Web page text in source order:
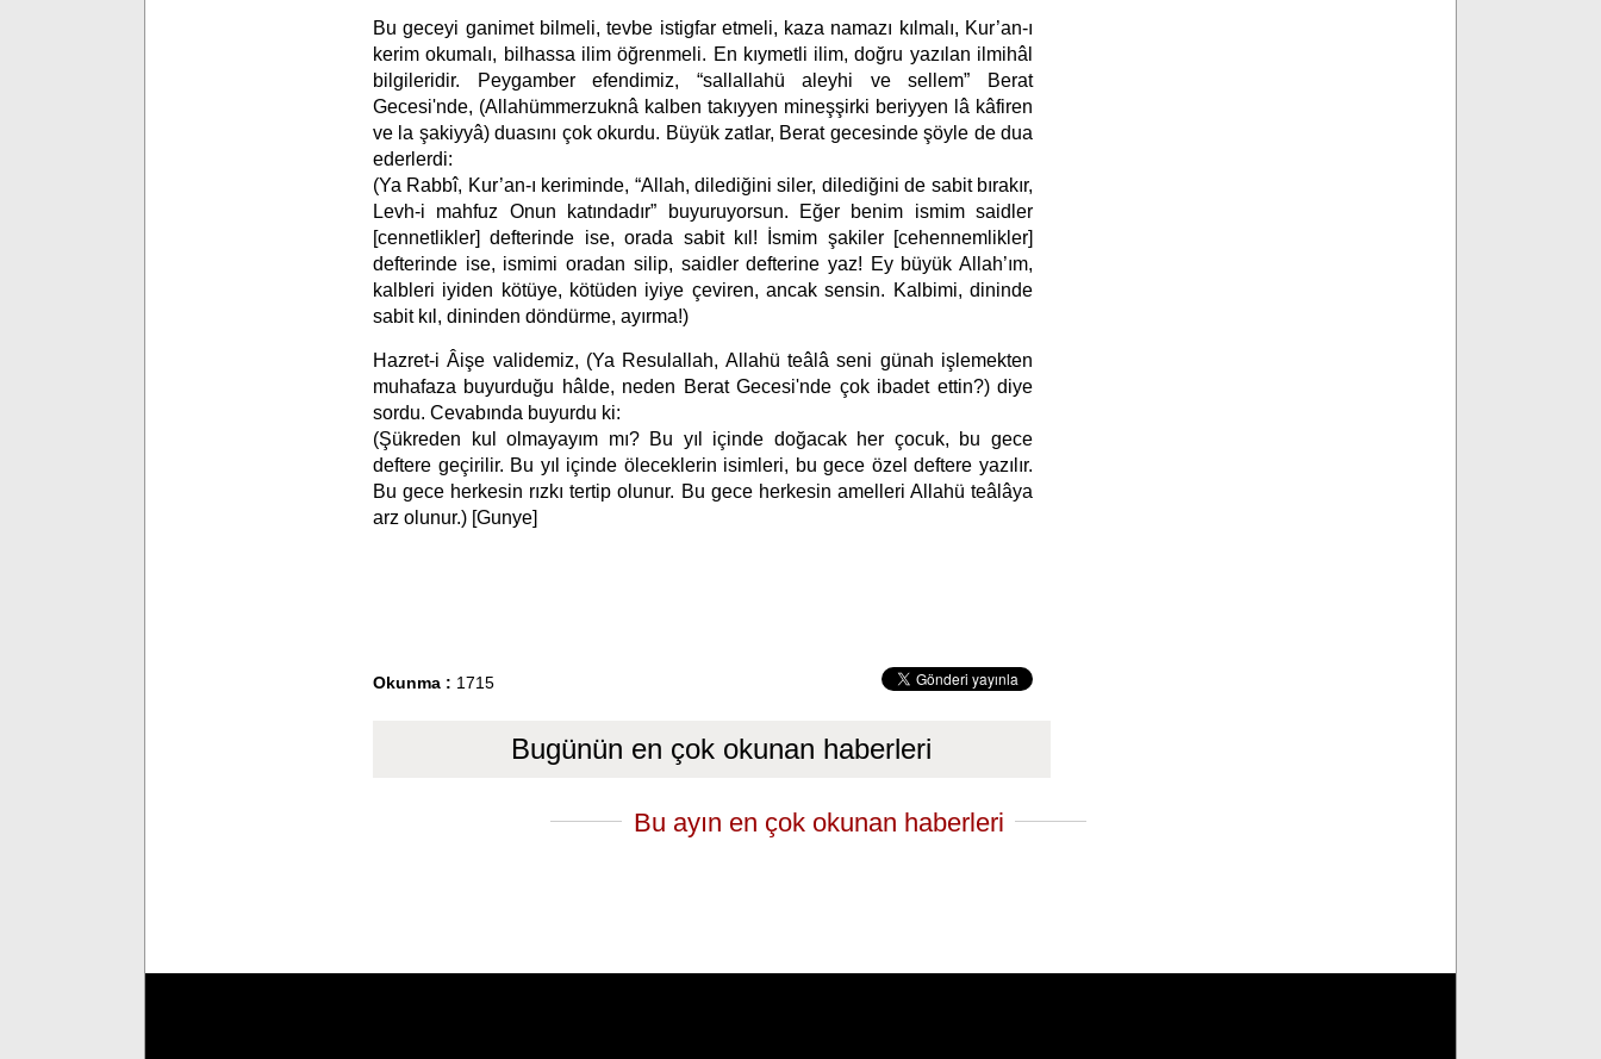
Bu geceyi ganimet bilmeli, tevbe istigfar etmeli, kaza namazı kılmalı, Kur’an-ı
kerim okumalı, bilhassa ilim öğrenmeli. En kıymetli ilim, doğru yazılan ilmihâl
bilgileridir. Peygamber efendimiz, “sallallahü aleyhi ve sellem” Berat
Gecesi'nde, (Allahümmerzuknâ kalben takıyyen mineşşirki beriyyen lâ kâfiren
ve la şakiyyâ) duasını çok okurdu. Büyük zatlar, Berat gecesinde şöyle de dua
ederlerdi:
(Ya Rabbî, Kur’an-ı keriminde, “Allah, dilediğini siler, dilediğini de sabit bırakır,
Levh-i mahfuz Onun katındadır” buyuruyorsun. Eğer benim ismim saidler
[cennetlikler] defterinde ise, orada sabit kıl! İsmim şakiler [cehennemlikler]
defterinde ise, ismimi oradan silip, saidler defterine yaz! Ey büyük Allah’ım,
kalbleri iyiden kötüye, kötüden iyiye çeviren, ancak sensin. Kalbimi, dininde
sabit kıl, dininden döndürme, ayırma!)
Hazret-i Âişe validemiz, (Ya Resulallah, Allahü teâlâ seni günah işlemekten
muhafaza buyurduğu hâlde, neden Berat Gecesi'nde çok ibadet ettin?) diye
sordu. Cevabında buyurdu ki:
(Şükreden kul olmayayım mı? Bu yıl içinde doğacak her çocuk, bu gece
deftere geçirilir. Bu yıl içinde öleceklerin isimleri, bu gece özel deftere yazılır.
Bu gece herkesin rızkı tertip olunur. Bu gece herkesin amelleri Allahü teâlâya
arz olunur.) [Gunye]
Okunma : 1715
Bugünün en çok okunan haberleri
Bu ayın en çok okunan haberleri